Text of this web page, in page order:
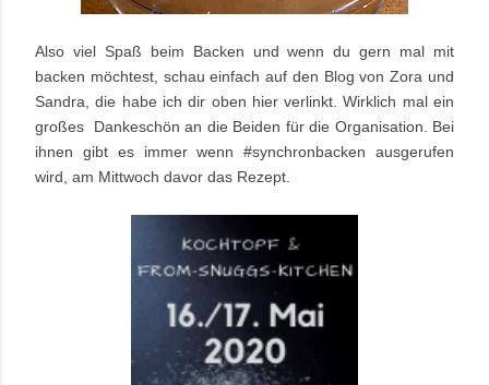
Also viel Spaß beim Backen und wenn du gern mal mit
backen möchtest, schau einfach auf den Blog von Zora und
Sandra, die habe ich dir oben hier verlinkt. Wirklich mal ein
großes Dankeschön an die Beiden für die Organisation. Bei
ihnen gibt es immer wenn #synchronbacken ausgerufen
wird, am Mittwoch davor das Rezept.